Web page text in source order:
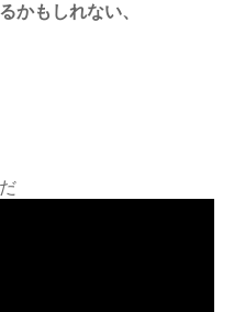
かもしれない、